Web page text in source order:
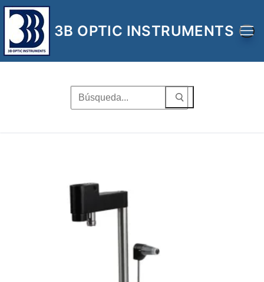
Ir
contenido
3B OPTIC INSTRUMENTS
Buscar
por: